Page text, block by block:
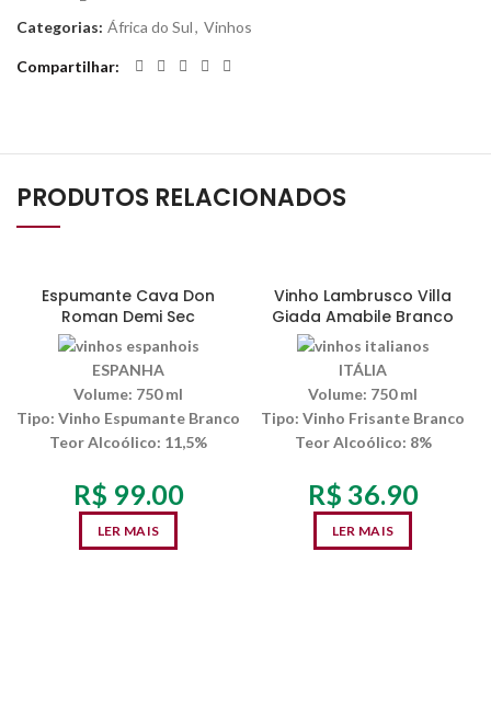
Categorias: África do Sul, Vinhos
Compartilhar
PRODUTOS RELACIONADOS
Espumante Cava Don
Roman Demi Sec
ESPANHA
Volume: 750 ml
Tipo: Vinho Espumante Branco
Teor Alcoólico: 11,5%
R$ 99.00
LER MAIS
Vinho Lambrusco Villa
Giada Amabile Branco
ITÁLIA
Volume: 750 ml
Tipo: Vinho Frisante Branco
Teor Alcoólico: 8%
R$ 36.90
LER MAIS